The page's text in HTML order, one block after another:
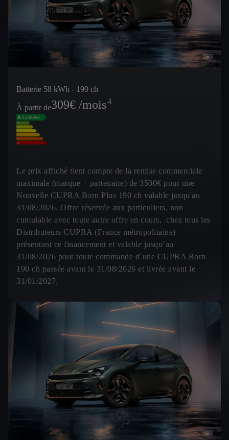
Batterie 58 kWh - 190 ch
À partir de309€ /mois4
Le prix affiché tient compte de la remise commerciale
maximale (marque + partenaire) de 3500€ pour une
Nouvelle CUPRA Born Plus 190 ch valable jusqu'au
31/08/2026. Offre réservée aux particuliers, non
cumulable avec toute autre offre en cours, chez tous les
Distributeurs CUPRA (France métropolitaine)
présentant ce financement et valable jusqu’au
31/08/2026 pour toute commande d’une CUPRA Born
190 ch passée avant le 31/08/2026 et livrée avant le
31/01/2027.